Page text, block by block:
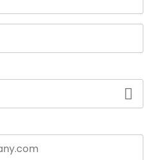
de validación y debe